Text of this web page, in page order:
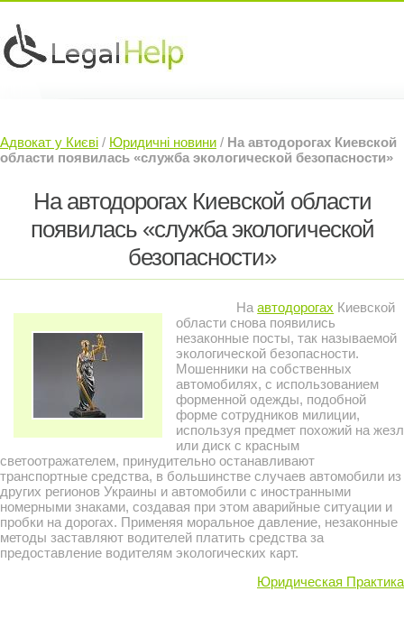
Судовий Адвокат »
Контакти »
Адвокат у Києві / Юридичні новини / На автодорогах Киевской
области появилась «служба экологической безопасности»
На автодорогах Киевской области
появилась «служба экологической
безопасности»
Наавтодорогах Киевской
области снова появились
незаконные посты, так называемой
экологической безопасности.
Мошенники на собственных
автомобилях, с использованием
форменной одежды, подобной
форме сотрудников милиции,
используя предмет похожий на жезл
или диск с красным
светоотражателем, принудительно останавливают
транспортные средства, в большинстве случаев автомобили из
других регионов Украины и автомобили с иностранными
номерными знаками, создавая при этом аварийные ситуации и
пробки на дорогах. Применяя моральное давление, незаконные
методы заставляют водителей платить средства за
предоставление водителям экологических карт.
Юридическая Практика